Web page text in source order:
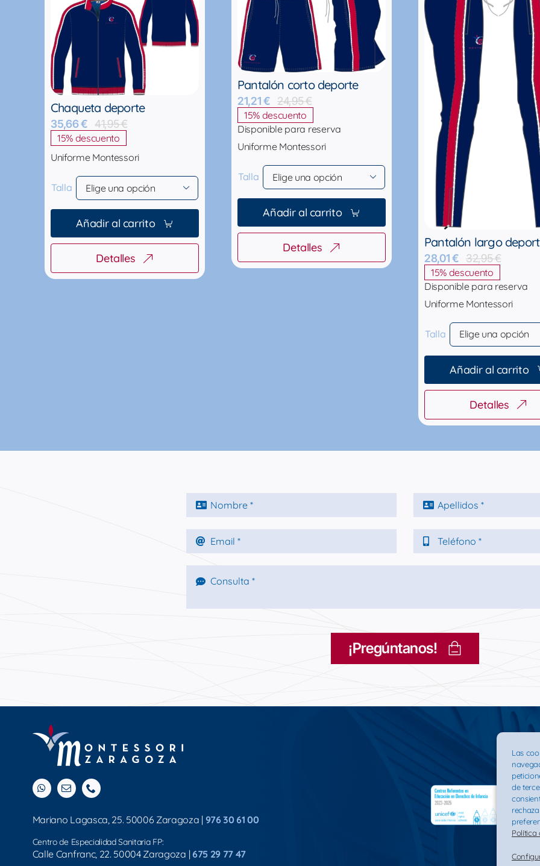
Chaqueta deporte
41,95€El
original
era:
41,95 €.
35,66€
El
actual
es:
35,66 €.
15% descuento
Uniforme Montessori
Talla 
Añadir al carrito
Detalles
Pantalón corto deporte
24,95€El
original
era:
24,95 €.
21,21€
El
actual
21,21 €.
15% descuento
Disponible para reserva
Uniforme Montessori
Talla 
Añadir al carrito
Detalles Pantalón largo
32,95€El
original
32,95 €.
28,01€
El
actual
28,01 €.
15% descuento
Disponible para reserva
Uniforme Montessori
Talla
Añadir al carrito
Detalles
¡Pregúntanos!
Mariano Lagasca, 25. 50006 Zaragoza | 976 30 61 00
Centro de Especialidad Sanitaria FP:
Calle Canfranc, 22. 50004 Zaragoza | 675 29 77 47
Las
de
Política